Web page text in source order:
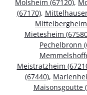
Molsheim (67120),
(67170),
Mietesheim
Pechelbronn
Meistratzheim
(67440),
Maisonsgoutte